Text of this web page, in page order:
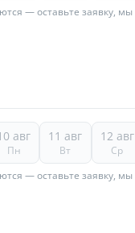
— оставьте заявку, мы
авг
Пн
11 авг
Вт
12 авг
Ср
— оставьте заявку, мы